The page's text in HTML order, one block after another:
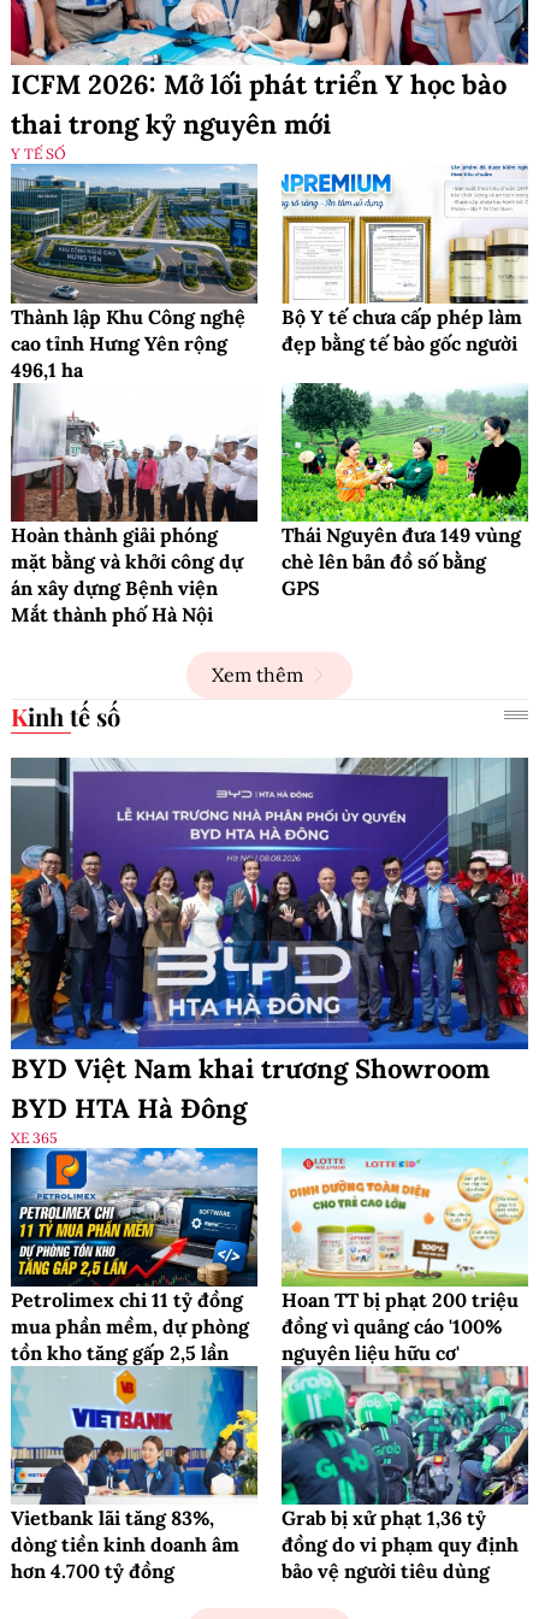
ICFM 2026: Mở lối phát triển Y học bào
thai trong kỷ nguyên mới
Y TẾ SỐ
Thành lập Khu Công nghệ
cao tỉnh Hưng Yên rộng
496,1 ha
Bộ Y tế chưa cấp phép làm
đẹp bằng tế bào gốc người
Hoàn thành giải phóng
mặt bằng và khởi công dự
án xây dựng Bệnh viện
Mắt thành phố Hà Nội
Thái Nguyên đưa 149 vùng
chè lên bản đồ số bằng
GPS
Xem thêm
Kinh tế số
BYD Việt Nam khai trương Showroom
BYD HTA Hà Đông
XE 365
Petrolimex chi 11 tỷ đồng
mua phần mềm, dự phòng
tồn kho tăng gấp 2,5 lần
Hoan TT bị phạt 200 triệu
đồng vì quảng cáo '100%
nguyên liệu hữu cơ'
Vietbank lãi tăng 83%,
dòng tiền kinh doanh âm
hơn 4.700 tỷ đồng
Grab bị xử phạt 1,36 tỷ
đồng do vi phạm quy định
bảo vệ người tiêu dùng